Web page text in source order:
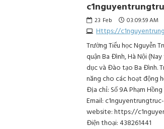
23 Feb 03:09:59 AM
Https://
Trường Tiểu học Nguyễn
quận Ba Đình, Hà Nội
dục và Đào tạo Ba Đình.
năng cho các hoạt động
Địa chỉ: Số 9A Phạm
Email:
website: https://
Điện thoại: 438261441